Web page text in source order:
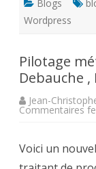
Blogs
Wordpress
Pilotage
Debauche
Jean-
Commentaires
Voici un